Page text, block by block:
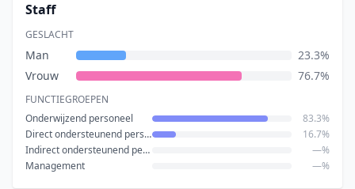
Staff
GESLACHT
Man
23.3%
Vrouw
76.7%
FUNCTIEGROEPEN
Onderwijzend personeel
83.3%
Direct ondersteunend personeel
16.7%
Indirect ondersteunend personeel
—%
Management
—%